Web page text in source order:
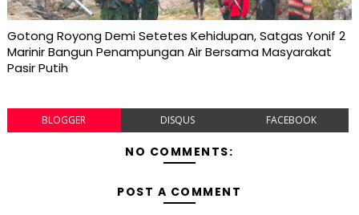
Gotong Royong Demi Setetes Kehidupan, Satgas Yonif 2
Marinir Bangun Penampungan Air Bersama Masyarakat
Pasir Putih
BLOGGER DISQUS FACEBOOK
NO COMMENTS:
POST A COMMENT